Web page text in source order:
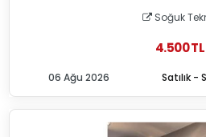
Soğuk
4.500 TL
Satılık -
06 Ağu 2026